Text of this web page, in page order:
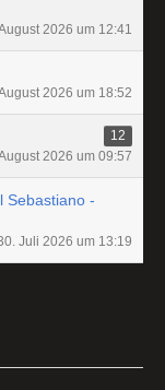
2026 um 12:41
2026 um 18:52
12
2026 um 09:57
Sebastiano -
Juli 2026 um 13:19